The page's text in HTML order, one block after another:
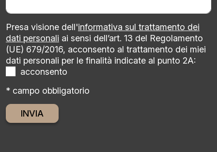
Presa visione dell'informativa sul trattamento dei
dati personali ai sensi dell’art. 13 del Regolamento
(UE) 679/2016, acconsento al trattamento dei miei
dati personali per le finalità indicate al punto 2A:
acconsento
* campo obbligatorio